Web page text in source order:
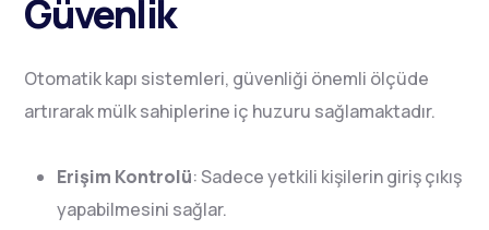
Güvenlik
Otomatik kapı sistemleri, güvenliği önemli ölçüde
artırarak mülk sahiplerine iç huzuru sağlamaktadır.
Erişim Kontrolü: Sadece yetkili kişilerin giriş çıkış
yapabilmesini sağlar.